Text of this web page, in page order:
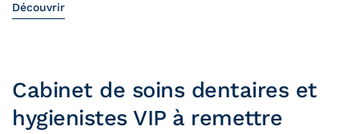
Découvrir
Cabinet de soins dentaires et
hygienistes VIP à remettre